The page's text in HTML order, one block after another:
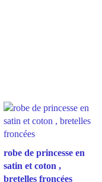
robe de princesse en
satin et coton ,
bretelles froncées